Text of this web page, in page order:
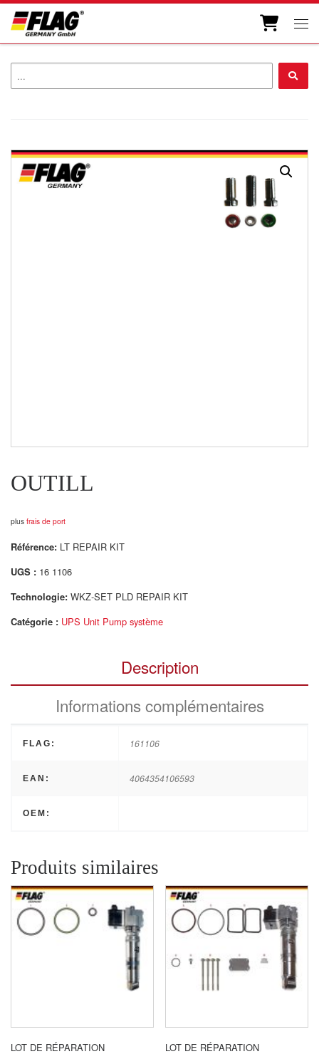
Skip to content
OUTILL
plus frais de port
Référence: LT REPAIR KIT
UGS : 16 1106
Technologie: WKZ-SET PLD REPAIR KIT
Catégorie : UPS Unit Pump système
Description
Informations complémentaires
FLAG: 161106
EAN: 4064354106593
OEM:
Produits similaires
LOT DE RÉPARATION LOT DE RÉPARATION